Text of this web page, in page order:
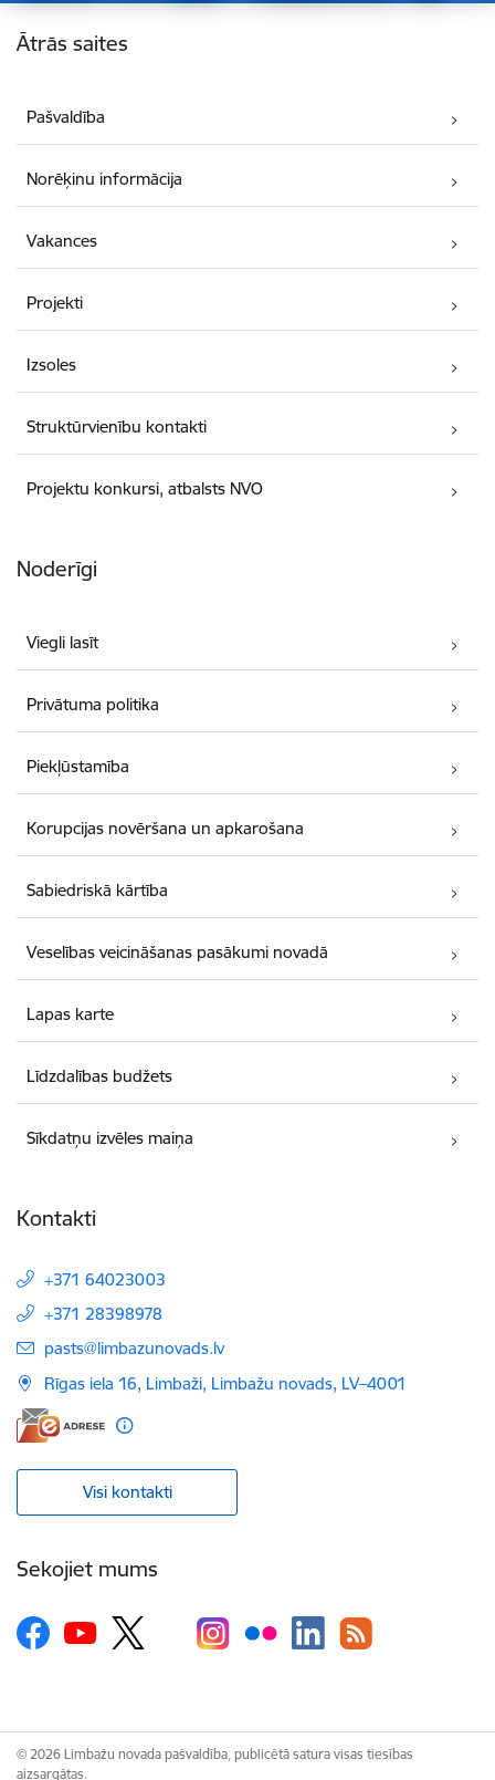
Kājene
Ātrās saites
Pašvaldība
Norēķinu informācija
Vakances
Projekti
Izsoles
Struktūrvienību kontakti
Projektu konkursi, atbalsts NVO
Noderīgi
Viegli lasīt
Privātuma politika
Piekļūstamība
Korupcijas novēršana un apkarošana
Sabiedriskā kārtība
Veselības veicināšanas pasākumi novadā
Lapas karte
Līdzdalības budžets
Sīkdatņu izvēles maiņa
Kontakti
+371 64023003
+371 28398978
E-pasts:
pasts@limbazunovads.lv
Rīgas iela 16, Limbaži, Limbažu novads, LV–4001
Visi kontakti
Sekojiet mums
© 2026 Limbažu novada pašvaldība, publicētā satura visas tiesības
aizsargātas.